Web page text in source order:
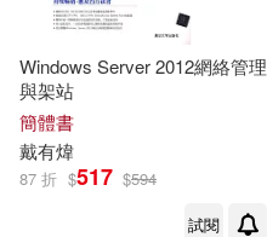
Windows Server 2012網絡管理
與架站
簡體書
戴有煒
87 折 $517 $594
試閱